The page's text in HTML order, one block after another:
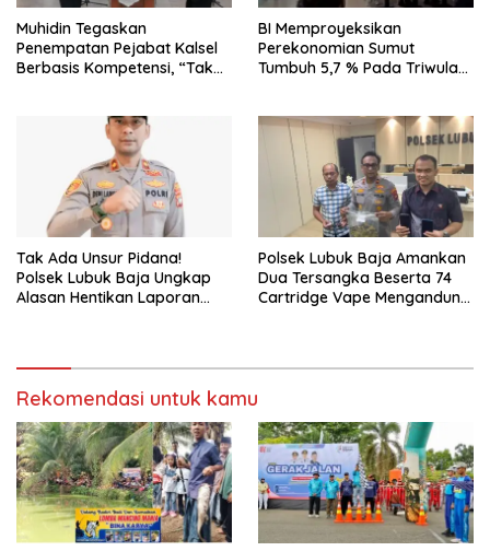
Muhidin Tegaskan
Penempatan Pejabat Kalsel
Berbasis Kompetensi, “Tak
BI Memproyeksikan
Perekonomian Sumut
Tumbuh 5,7 % Pada Triwulan
Tak Ada Unsur Pidana!
Polsek Lubuk Baja Ungkap
Alasan Hentikan Laporan
Polsek Lubuk Baja Amankan
Dua Tersangka Beserta 74
Cartridge Vape Mengandung
Rekomendasi untuk kamu